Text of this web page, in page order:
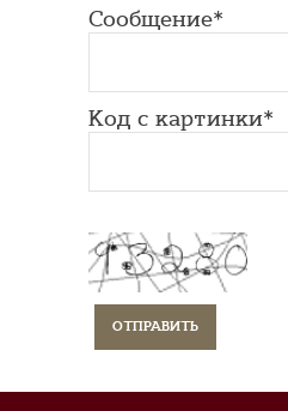
Сообщение*
Код с картинки*